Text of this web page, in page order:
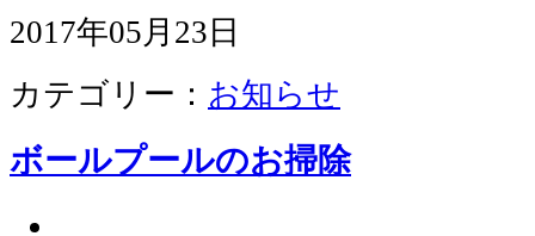
2017年05月23日
カテゴリー： お知らせ
ボールプールのお掃除